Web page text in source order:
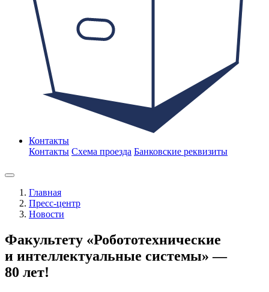
Контакты
Контакты Схема проезда Банковские реквизиты
Главная
Пресс-центр
Новости
Факультету «Робототехнические
и интеллектуальные системы» —
80 лет!